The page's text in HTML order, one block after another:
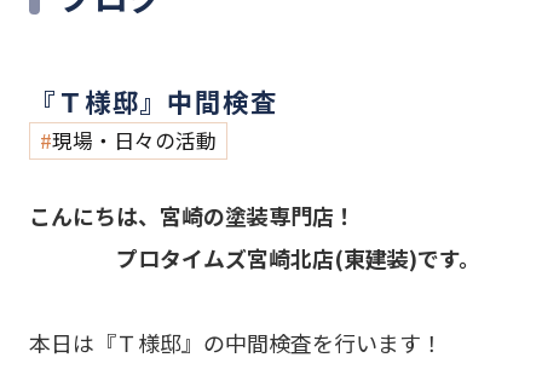
『Ｔ様邸』中間検査
現場・日々の活動
こんにちは、宮崎の塗装専門店！
プロタイムズ宮崎北店(東建装)です。
本日は『Ｔ様邸』の中間検査を行います！